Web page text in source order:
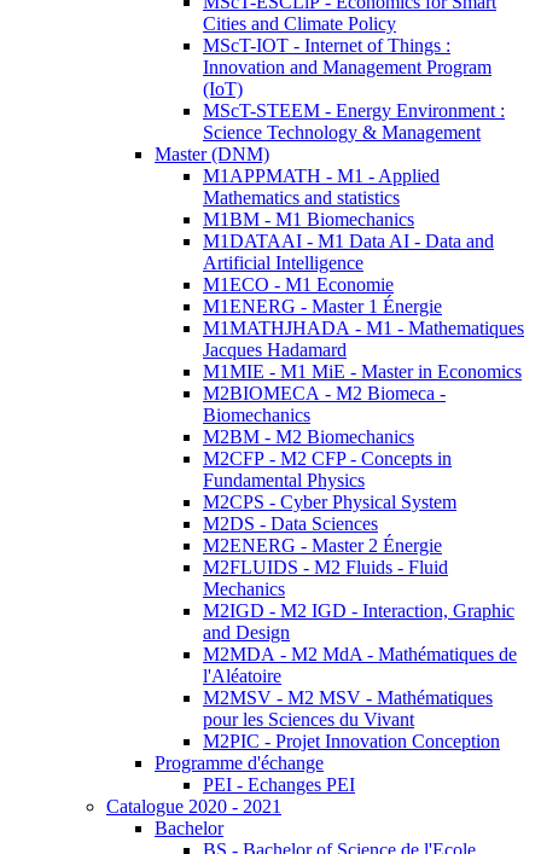
Cities and Climate Policy
MScT-IOT - Internet of Things :
Innovation and Management Program
(IoT)
MScT-STEEM - Energy Environment :
Science Technology & Management
Master (DNM)
M1APPMATH - M1 - Applied
Mathematics and statistics
M1BM - M1 Biomechanics
M1DATAAI - M1 Data AI - Data and
Artificial Intelligence
M1ECO - M1 Economie
M1ENERG - Master 1 Énergie
M1MATHJHADA - M1 - Mathematiques
Jacques Hadamard
M1MIE - M1 MiE - Master in Economics
M2BIOMECA - M2 Biomeca -
Biomechanics
M2BM - M2 Biomechanics
M2CFP - M2 CFP - Concepts in
Fundamental Physics
M2CPS - Cyber Physical System
M2DS - Data Sciences
M2ENERG - Master 2 Énergie
M2FLUIDS - M2 Fluids - Fluid
Mechanics
M2IGD - M2 IGD - Interaction, Graphic
and Design
M2MDA - M2 MdA - Mathématiques de
l'Aléatoire
M2MSV - M2 MSV - Mathématiques
pour les Sciences du Vivant
M2PIC - Projet Innovation Conception
Programme d'échange
PEI - Echanges PEI
Catalogue 2020 - 2021
Bachelor
BS - Bachelor of Science de l'Ecole